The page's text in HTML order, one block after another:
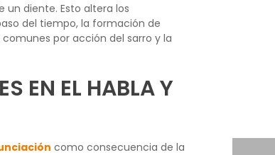
diente. Esto altera los
del tiempo, la formación de
por acción del sarro y la
EN EL HABLA Y
como consecuencia de la